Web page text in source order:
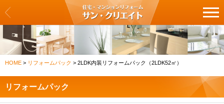
サン・クリエイト
HOME > リフォームパック > 2LDK内装リフォームパック（2LDK52㎡）
リフォームパック
リフォーム一覧
クロス・壁紙の張替え